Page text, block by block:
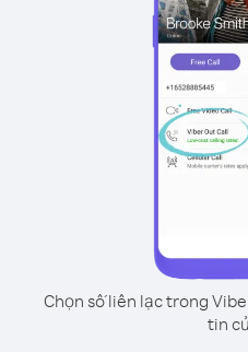
Chọn số liên lạc trong
tin